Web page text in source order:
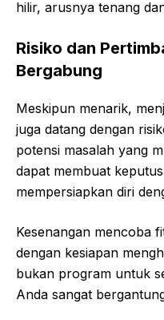
hilir, arusnya tenang
Risiko dan
Bergabung
Meskipun menarik,
juga datang dengan
potensi masalah yang
dapat membuat
mempersiapkan diri
Kesenangan mencoba
dengan kesiapan
bukan program untuk
Anda sangat